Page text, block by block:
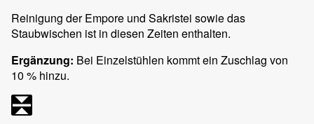
Reinigung der Empore und Sakristei sowie das
Staubwischen ist in diesen Zeiten enthalten.
Ergänzung: Bei Einzelstühlen kommt ein Zuschlag von
10 % hinzu.